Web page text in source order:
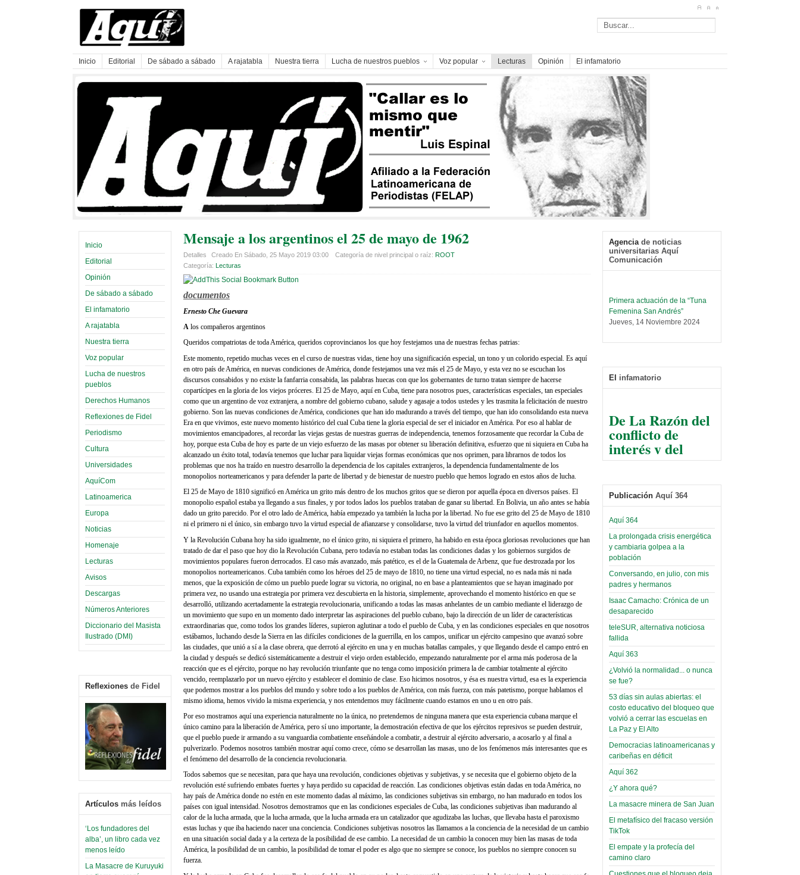
Inicio Editorial De sábado a sábado A rajatabla Nuestra tierra Lucha de nuestros pueblos Voz popular Lecturas Opinión El infamatorio
Inicio
Editorial
Opinión
De sábado a sábado
El infamatorio
A rajatabla
Nuestra tierra
Voz popular
Lucha de nuestros
pueblos
Derechos Humanos
Reflexiones de Fidel
Periodismo
Cultura
Universidades
AquíCom
Latinoamerica
Europa
Noticias
Homenaje
Lecturas
Avisos
Descargas
Números Anteriores
Diccionario del Masista
Ilustrado (DMI)
Reflexiones de Fidel
Artículos más leídos
‘Los fundadores del
alba’, un libro cada vez
menos leído
La Masacre de Kuruyuki
Mensaje a los argentinos el 25 de mayo de 1962
Detalles Creado En Sábado, 25 Mayo 2019 03:00 Categoría de nivel principal o raíz: ROOT
Categoría: Lecturas
documentos
Ernesto Che Guevara
A los compañeros argentinos
Queridos compatriotas de toda América, queridos coprovincianos los que hoy festejamos una de nuestras fechas patrias:
Este momento, repetido muchas veces en el curso de nuestras vidas, tiene hoy una significación especial, un tono y un colorido especial. Es aquí
en otro país de América, en nuevas condiciones de América, donde festejamos una vez más el 25 de Mayo, y esta vez no se escuchan los
discursos consabidos y no existe la fanfarria consabida, las palabras huecas con que los gobernantes de turno tratan siempre de hacerse
copartícipes en la gloria de los viejos próceres. El 25 de Mayo, aquí en Cuba, tiene para nosotros pues, características especiales, tan especiales
como que un argentino de voz extranjera, a nombre del gobierno cubano, salude y agasaje a todos ustedes y les trasmita la felicitación de nuestro
gobierno. Son las nuevas condiciones de América, condiciones que han ido madurando a través del tiempo, que han ido consolidando esta nueva
Era en que vivimos, este nuevo momento histórico del cual Cuba tiene la gloria especial de ser el iniciador en América. Por eso al hablar de
movimientos emancipadores, al recordar las viejas gestas de nuestras guerras de independencia, tenemos forzosamente que recordar la Cuba de
hoy, porque esta Cuba de hoy es parte de un viejo esfuerzo de las masas por obtener su liberación definitiva, esfuerzo que ni siquiera en Cuba ha
alcanzado un éxito total, todavía tenemos que luchar para liquidar viejas formas económicas que nos oprimen, para librarnos de todos los
problemas que nos ha traído en nuestro desarrollo la dependencia de los capitales extranjeros, la dependencia fundamentalmente de los
monopolios norteamericanos y para defender la parte de libertad y de bienestar de nuestro pueblo que hemos logrado en estos años de lucha.
El 25 de Mayo de 1810 significó en América un grito más dentro de los muchos gritos que se dieron por aquella época en diversos países. El
monopolio español estaba ya llegando a sus finales, y por todos lados los pueblos trataban de ganar su libertad. En Bolivia, un año antes se había
dado un grito parecido. Por el otro lado de América, había empezado ya también la lucha por la libertad. No fue ese grito del 25 de Mayo de 1810
ni el primero ni el único, sin embargo tuvo la virtud especial de afianzarse y consolidarse, tuvo la virtud del triunfador en aquellos momentos.
Y la Revolución Cubana hoy ha sido igualmente, no el único grito, ni siquiera el primero, ha habido en esta época gloriosas revoluciones que han
tratado de dar el paso que hoy dio la Revolución Cubana, pero todavía no estaban todas las condiciones dadas y los gobiernos surgidos de
movimientos populares fueron derrocados. El caso más avanzado, más patético, es el de la Guatemala de Arbenz, que fue destrozada por los
monopolios norteamericanos. Cuba también como los héroes del 25 de mayo de 1810, no tiene una virtud especial, no es nada más ni nada
menos, que la exposición de cómo un pueblo puede lograr su victoria, no original, no en base a planteamientos que se hayan imaginado por
primera vez, no usando una estrategia por primera vez descubierta en la historia, simplemente, aprovechando el momento histórico en que se
desarrolló, utilizando acertadamente la estrategia revolucionaria, unificando a todas las masas anhelantes de un cambio mediante el liderazgo de
un movimiento que supo en un momento dado interpretar las aspiraciones del pueblo cubano, bajo la dirección de un líder de características
extraordinarias que, como todos los grandes líderes, supieron aglutinar a todo el pueblo de Cuba, y en las condiciones especiales en que nosotros
estábamos, luchando desde la Sierra en las difíciles condiciones de la guerrilla, en los campos, unificar un ejército campesino que avanzó sobre
las ciudades, que unió a sí a la clase obrera, que derrotó al ejército en una y en muchas batallas campales, y que llegando desde el campo entró en
la ciudad y después se dedicó sistemáticamente a destruir el viejo orden establecido, empezando naturalmente por el arma más poderosa de la
reacción que es el ejército, porque no hay revolución triunfante que no tenga como imposición primera la de cambiar totalmente al ejército
vencido, reemplazarlo por un nuevo ejército y establecer el dominio de clase. Eso hicimos nosotros, y ésa es nuestra virtud, esa es la experiencia
que podemos mostrar a los pueblos del mundo y sobre todo a los pueblos de América, con más fuerza, con más patetismo, porque hablamos el
mismo idioma, hemos vivido la misma experiencia, y nos entendemos muy fácilmente cuando estamos en uno u en otro país.
Por eso mostramos aquí una experiencia naturalmente no la única, no pretendemos de ninguna manera que esta experiencia cubana marque el
único camino para la liberación de América, pero sí uno importante, la demostración efectiva de que los ejércitos represivos se pueden destruir,
que el pueblo puede ir armando a su vanguardia combatiente enseñándole a combatir, a destruir al ejército adversario, a acosarlo y al final a
pulverizarlo. Podemos nosotros también mostrar aquí como crece, cómo se desarrollan las masas, uno de los fenómenos más interesantes que es
el fenómeno del desarrollo de la conciencia revolucionaria.
Todos sabemos que se necesitan, para que haya una revolución, condiciones objetivas y subjetivas, y se necesita que el gobierno objeto de la
revolución esté sufriendo embates fuertes y haya perdido su capacidad de reacción. Las condiciones objetivas están dadas en toda América, no
hay país de América donde no estén en este momento dadas al máximo, las condiciones subjetivas sin embargo, no han madurado en todos los
países con igual intensidad. Nosotros demostramos que en las condiciones especiales de Cuba, las condiciones subjetivas iban madurando al
calor de la lucha armada, que la lucha armada, que la lucha armada era un catalizador que agudizaba las luchas, que llevaba hasta el paroxismo
estas luchas y que iba haciendo nacer una conciencia. Condiciones subjetivas nosotros las llamamos a la conciencia de la necesidad de un cambio
en una situación social dada y a la certeza de la posibilidad de ese cambio. La necesidad de un cambio la conocen muy bien las masas de toda
América, la posibilidad de un cambio, la posibilidad de tomar el poder es algo que no siempre se conoce, los pueblos no siempre conocen su
fuerza.
Agencia de noticias
universitarias Aquí
Comunicación
Femenina San Andrés”
Jueves, 14 Noviembre 2024
tráfico de personas
Sábado, 14 Septiembre 2024
taller de software estadístico en
la UMSA
Sábado, 14 Septiembre 2024
certificados por apoyo al
Séptimo Encuentro de
Economistas
Sábado, 14 Octubre 2023
Leer Más...
Trabajo Social de la UMSA
volverá a las urnas para elegir a
su directora
Sábado, 14 Octubre 2023
Leer Más...
Candidatos del MAS se
presentarán en la UMSA
Jueves, 14 Septiembre 2023
Leer Más...
Carrera de Geografía realiza
Segundo Congreso Nacional
Viernes, 14 Octubre 2022
Leer Más...
Docentes y estudiantes de
Trabajo Social de la UMSA
elegirán directora
Viernes, 14 Octubre 2022
Leer Más...
“Tuna Femenina San Andrés”
toca y canta con coraje
Miércoles, 14 Septiembre 2022
Leer Más...
Posesionan a dirigentes de
Asociación de Docentes
Domingo, 14 Agosto 2022
El infamatorio
De La Razón del
conflicto de
interés y del
razonable arte
y esconder la
mano
El Infamatorio
Jueves, 10 Diciembre 2020
Read more...
Infierno Covid
parte VI:
Gabinete de
Áñez se atribuye
construcción de
hospitales
prefabricados en
la que no tuvo
participación;
más de 24 horas
después rectifica
parcialmente
El Infamatorio
Miércoles, 09 Diciembre 2020
Read more...
Interpretación
de un álbum de
narco-fotos
(Miscelánea
Palaciega 8)
El Infamatorio
Miércoles, 19 Junio 2019
Publicación Aquí 364
Aquí 364
La prolongada crisis energética
y cambiaria golpea a la
población
Conversando, en julio, con mis
padres y hermanos
Isaac Camacho: Crónica de un
desaparecido
teleSUR, alternativa noticiosa
fallida
Aquí 363
¿Volvió la normalidad... o nunca
se fue?
53 días sin aulas abiertas: el
costo educativo del bloqueo que
volvió a cerrar las escuelas en
La Paz y El Alto
Democracias latinoamericanas y
caribeñas en déficit
Aquí 362
¿Y ahora qué?
La masacre minera de San Juan
El metafísico del fracaso versión
TikTok
El empate y la profecía del
camino claro